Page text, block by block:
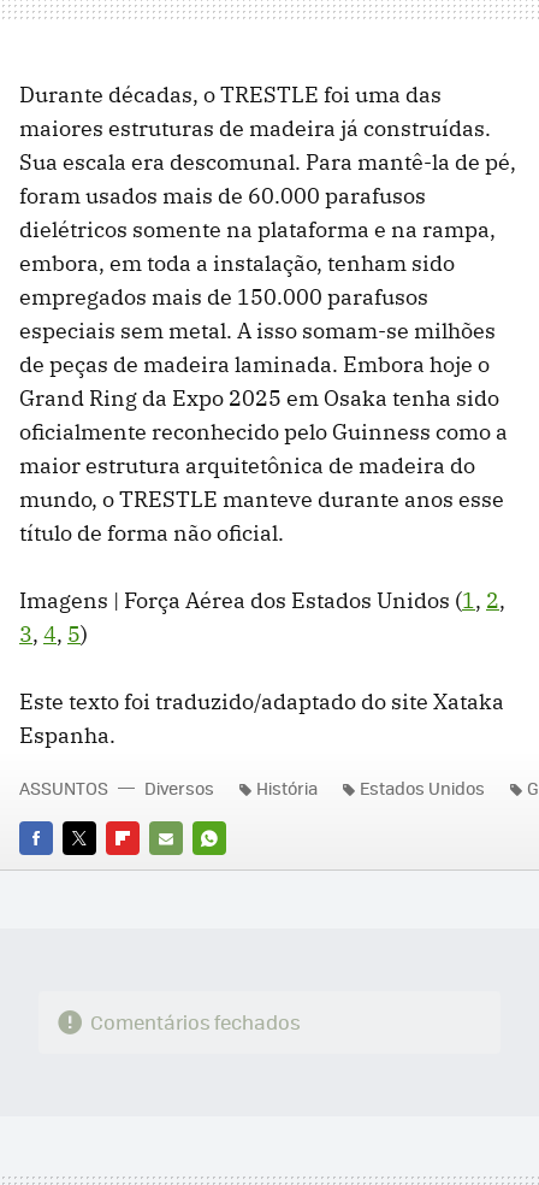
Durante décadas, o TRESTLE foi uma das
maiores estruturas de madeira já construídas.
Sua escala era descomunal. Para mantê-la de pé,
foram usados mais de 60.000 parafusos
dielétricos somente na plataforma e na rampa,
embora, em toda a instalação, tenham sido
empregados mais de 150.000 parafusos
especiais sem metal. A isso somam-se milhões
de peças de madeira laminada. Embora hoje o
Grand Ring da Expo 2025 em Osaka tenha sido
oficialmente reconhecido pelo Guinness como a
maior estrutura arquitetônica de madeira do
mundo, o TRESTLE manteve durante anos esse
título de forma não oficial.
Imagens | Força Aérea dos Estados Unidos (1, 2,
3, 4, 5)
Este texto foi traduzido/adaptado do site Xataka
Espanha.
FACEBOOK
TWITTERFLIPBOARD
E-
WHATSAPP
ASSUNTOS Diversos História Estados Unidos
Comentários fechados